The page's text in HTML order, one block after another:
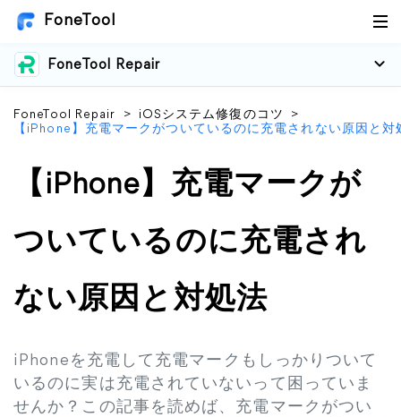
FoneTool
FoneTool Repair
FoneTool Repair > iOSシステム修復のコツ
>
【iPhone】充電マークがついているのに充電されない原因と対
【iPhone】充電マークが
ついているのに充電され
ない原因と対処法
iPhoneを充電して充電マークもしっかりついて
いるのに実は充電されていないって困っていま
せんか？この記事を読めば、充電マークがつい